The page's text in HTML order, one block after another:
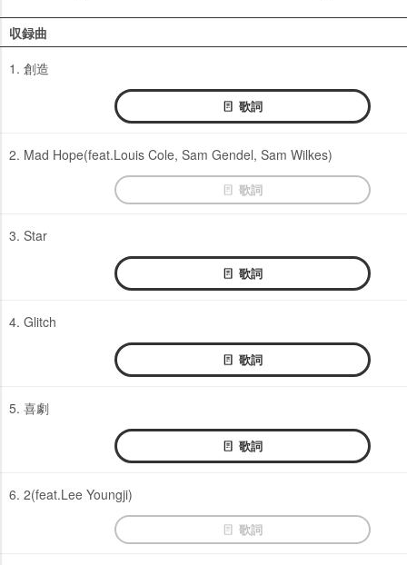
収録曲
1. 創造
歌詞
2. Mad Hope(feat.Louis Cole, Sam Gendel, Sam Wilkes)
歌詞
3. Star
歌詞
4. Glitch
歌詞
5. 喜劇
歌詞
6. 2(feat.Lee Youngji)
歌詞